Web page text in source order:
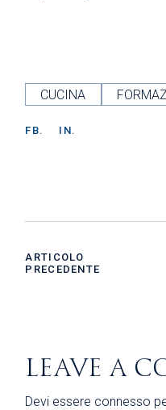
CUCINA
FB. IN.
ARTICOLO
PRECEDENTE
LEAVE A
Devi essere connesso